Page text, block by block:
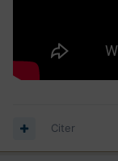
Citer